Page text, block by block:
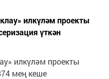
илкүләм проекты
үткән
илкүләм проекты
мең кеше